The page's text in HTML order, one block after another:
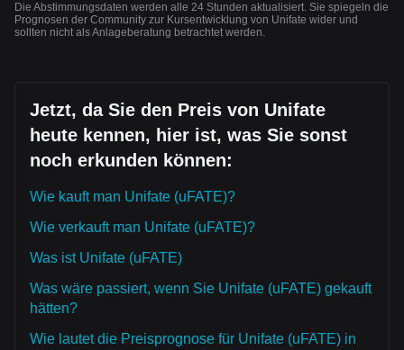
Die Abstimmungsdaten werden alle 24 Stunden aktualisiert. Sie spiegeln die
Prognosen der Community zur Kursentwicklung von Unifate wider und
sollten nicht als Anlageberatung betrachtet werden.
Jetzt, da Sie den Preis von Unifate
heute kennen, hier ist, was Sie sonst
noch erkunden können:
Wie kauft man Unifate (uFATE)?
Wie verkauft man Unifate (uFATE)?
Was ist Unifate (uFATE)
Was wäre passiert, wenn Sie Unifate (uFATE) gekauft
hätten?
Wie lautet die Preisprognose für Unifate (uFATE) in